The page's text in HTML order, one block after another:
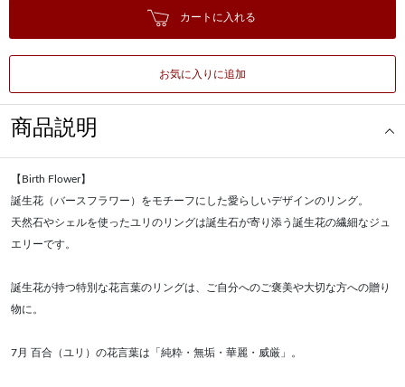
カートに入れる
お気に入りに追加
商品説明
【Birth Flower】
誕生花（バースフラワー）をモチーフにした愛らしいデザインのリング。
天然石やシェルを使ったユリのリングは誕生石が寄り添う誕生花の繊細なジュ
エリーです。
誕生花が持つ特別な花言葉のリングは、ご自分へのご褒美や大切な方への贈り
物に。
7月 百合（ユリ）の花言葉は「純粋・無垢・華麗・威厳」。